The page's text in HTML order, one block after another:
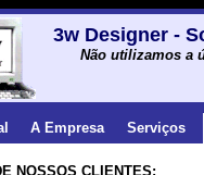
3w Designer -
Não utilizamos a
A Empresa Serviços
NOSSOS CLIENTES: